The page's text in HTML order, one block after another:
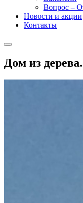
Вопрос –
Новости и акции
Контакты
Дом из